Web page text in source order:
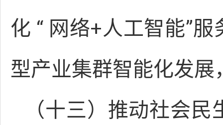
化 “ 网络+人工智能”服
型产业集群智能化发展
（十三）推动社会